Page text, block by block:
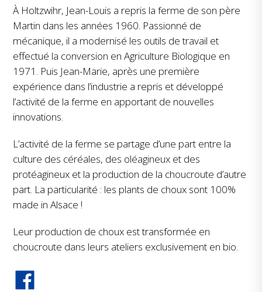
À Holtzwihr, Jean-Louis a repris la ferme de son père
Martin dans les années 1960. Passionné de
mécanique, il a modernisé les outils de travail et
effectué la conversion en Agriculture Biologique en
1971. Puis Jean-Marie, après une première
expérience dans l’industrie a repris et développé
l’activité de la ferme en apportant de nouvelles
innovations.
L’activité de la ferme se partage d’une part entre la
culture des céréales, des oléagineux et des
protéagineux et la production de la choucroute d’autre
part. La particularité : les plants de choux sont 100%
made in Alsace !
Leur production de choux est transformée en
choucroute dans leurs ateliers exclusivement en bio.